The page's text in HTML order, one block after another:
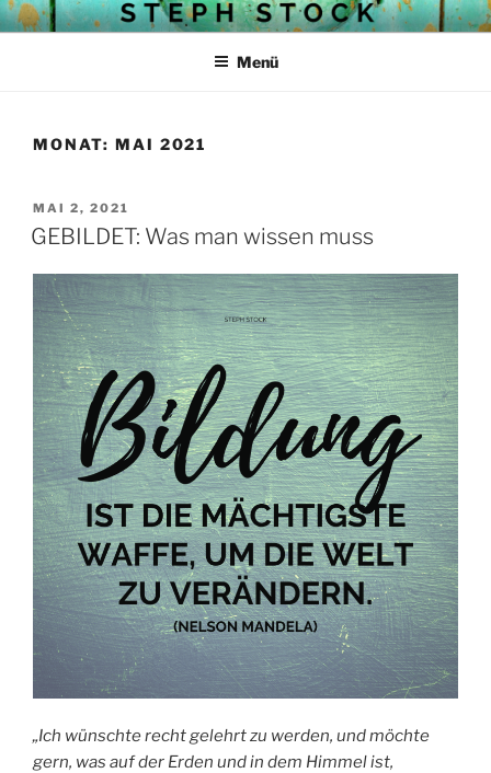
Zum
InhaltSTEPH STOCKS BLOG
Struktur mit Herz
Menü
MONAT: MAI 2021
VERÖFFENTLICHT
AM
MAI 2, 2021
GEBILDET: Was man wissen muss
„Ich wünschte recht gelehrt zu werden, und möchte
gern, was auf der Erden und in dem Himmel ist,